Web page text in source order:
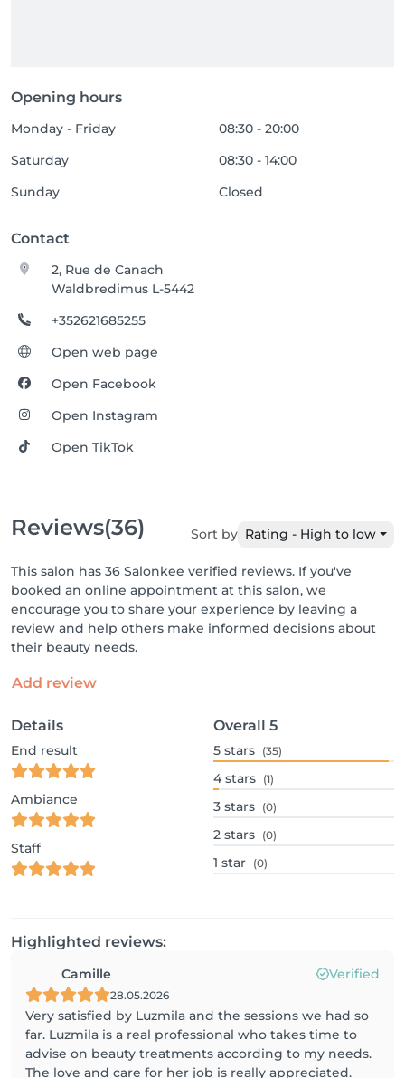
Opening hours
Monday - Friday
08:30 - 20:00
Saturday
08:30 - 14:00
Sunday
Closed
Contact
2, Rue de Canach
Waldbredimus L-5442
+352621685255
Open web page
Open Facebook
Open Instagram
Open TikTok
Reviews(36) Sort by Rating - High to low
This salon has 36 Salonkee verified reviews. If you've
booked an online appointment at this salon, we
encourage you to share your experience by leaving a
review and help others make informed decisions about
their beauty needs.
Add review
Details
End result
Ambiance
Staff
Overall 5
5 stars (35)
4 stars (1)
3 stars (0)
2 stars (0)
1 star (0)
Highlighted reviews:
Camille Verified
28.05.2026
Very satisfied by Luzmila and the sessions we had so
far. Luzmila is a real professional who takes time to
advise on beauty treatments according to my needs.
The love and care for her job is really appreciated.